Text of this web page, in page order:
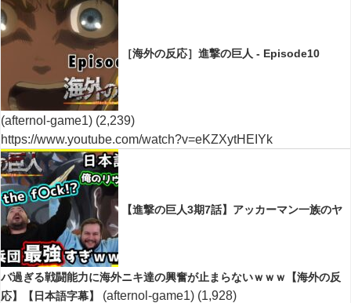
［海外の反応］進撃の巨人 - Episode10
(afternol-game1) (2,239)
https://www.youtube.com/watch?v=eKZXytHEIYk
【進撃の巨人3期7話】アッカーマン一族のヤ
バ過ぎる戦闘能力に海外ニキ達の興奮が止まらないｗｗｗ【海外の反
応】【日本語字幕】
(afternol-game1) (1,928)